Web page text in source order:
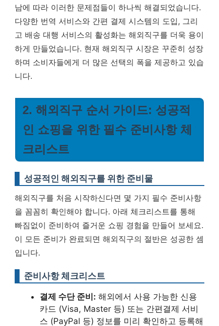
남에 따라 이러한 문제점들이 하나씩 해결되었습니다.
다양한 번역 서비스와 간편 결제 시스템의 도입, 그리
고 배송 대행 서비스의 활성화는 해외직구를 더욱 용이
하게 만들었습니다. 현재 해외직구 시장은 꾸준히 성장
하며 소비자들에게 더 많은 선택의 폭을 제공하고 있습
니다.
2. 해외직구 순서 가이드: 성공적
인 쇼핑을 위한 필수 준비사항 체
크리스트
성공적인 해외직구를 위한 준비물
해외직구를 처음 시작하신다면 몇 가지 필수 준비사항
을 꼼꼼히 확인해야 합니다. 아래 체크리스트를 통해
빠짐없이 준비하여 즐거운 쇼핑 경험을 만들어 보세요.
이 모든 준비가 완료되면 해외직구의 절반은 성공한 셈
입니다.
준비사항 체크리스트
결제 수단 준비: 해외에서 사용 가능한 신용
카드 (Visa, Master 등) 또는 간편결제 서비
스 (PayPal 등) 정보를 미리 확인하고 등록해